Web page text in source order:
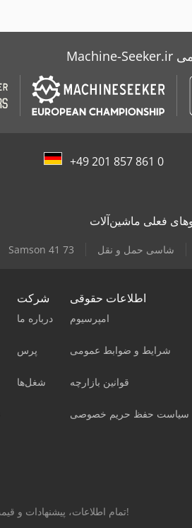
+49 201 857 861 0
Samson 41 73 شاسی حمل و نقل
شرکت
درباره ما
پرس
شغل‌ها
اطلاعات حقوقی
امپرسیوم
شرایط و ضوابط عمومی
قوانین بازارچه
سیاست حفظ حریم خصوصی
تمام اطلاعات، پیشنهادات و قیمت‌های این صفحه غیر الزام‌آور و بدون تعهد است!